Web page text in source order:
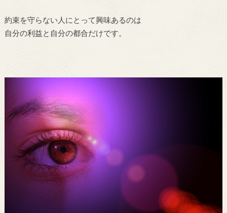
約束を守らない人にとって興味あるのは
自分の利益と自分の都合だけです。